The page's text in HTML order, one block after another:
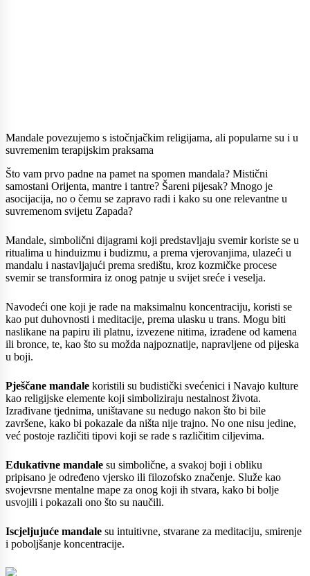
Mandale povezujemo s istočnjačkim religijama, ali popularne su i u
suvremenim terapijskim praksama
Što vam prvo padne na pamet na spomen mandala? Mistični
samostani Orijenta, mantre i tantre? Šareni pijesak? Mnogo je
asocijacija, no o čemu se zapravo radi i kako su one relevantne u
suvremenom svijetu Zapada?
Mandale, simbolični dijagrami koji predstavljaju svemir koriste se u
ritualima u hinduizmu i budizmu, a prema vjerovanjima, ulazeći u
mandalu i nastavljajući prema središtu, kroz kozmičke procese
svemir se transformira iz onog patnje u svijet sreće i veselja.
Navodeći one koji je rade na maksimalnu koncentraciju, koristi se
kao put duhovnosti i meditacije, prema ulasku u trans. Mogu biti
naslikane na papiru ili platnu, izvezene nitima, izrađene od kamena
ili bronce, te, kao što su možda najpoznatije, napravljene od pijeska
u boji.
Pješčane mandale koristili su budistički svećenici i Navajo kulture
kao religijske elemente koji simboliziraju nestalnost života.
Izrađivane tjednima, uništavane su nedugo nakon što bi bile
završene, kako bi pokazale da ništa nije trajno. No one nisu jedine,
već postoje različiti tipovi koji se rade s različitim ciljevima.
Edukativne mandale su simbolične, a svakoj boji i obliku
pripisano je određeno vjersko ili filozofsko značenje. Služe kao
svojevrsne mentalne mape za onog koji ih stvara, kako bi bolje
usvojili i pokazali ono što su naučili.
Iscjeljujuće mandale su intuitivne, stvarane za meditaciju, smirenje
i poboljšanje koncentracije.